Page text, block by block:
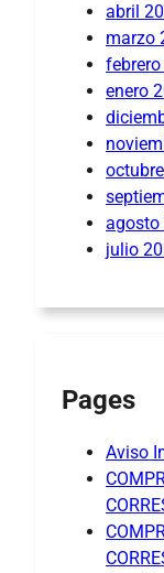
abril
marzo
febrero
enero
agosto
julio
Pages
Aviso